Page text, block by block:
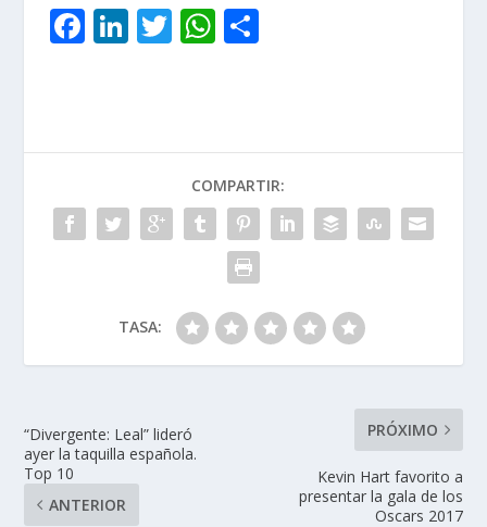
F
o
o
k
Li
dI
n
T W
A
p
p
ar
ti
r
COMPARTIR:
TASA:
“Divergente: Leal” lideró
ayer la taquilla española.
Top 10
ANTERIOR
PRÓXIMO
Kevin Hart favorito a
presentar la gala de los
Oscars 2017